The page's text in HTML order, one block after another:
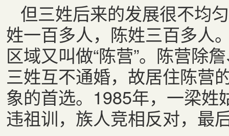
但三姓后来的发展很不均
姓一百多人，陈姓三百多人
区域又叫做“陈营”。陈营除
三姓互不通婚，故居住陈营
象的首选。1985年，一梁姓
违祖训，族人竞相反对，最